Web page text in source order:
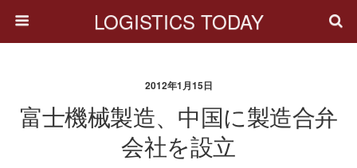
LOGISTICS TODAY
2012年1月15日
富士機械製造、中国に製造合弁
会社を設立